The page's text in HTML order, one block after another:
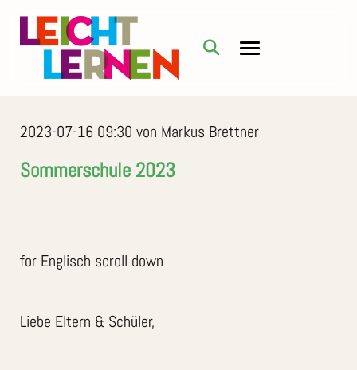
2023-07-16 09:30 von Markus Brettner
Sommerschule 2023
for Englisch scroll down
Liebe Eltern & Schüler,